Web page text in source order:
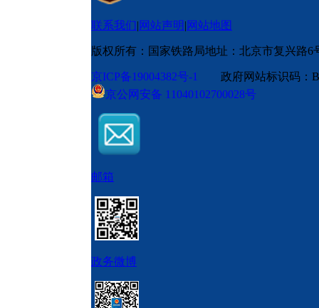
联系我们|网站声明|网站地图
版权所有：国家铁路局地址：北京市复兴路6
京ICP备19004382号-1
政府网站标识码
京公网安备 11040102700028号
邮箱
政务微博